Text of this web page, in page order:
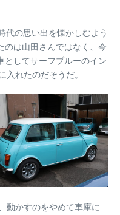
代の思い出を懐かしむよう
のは山田さんではなく、今
としてサーフブルーのイン
れたのだそうだ。
動かすのをやめて車庫に